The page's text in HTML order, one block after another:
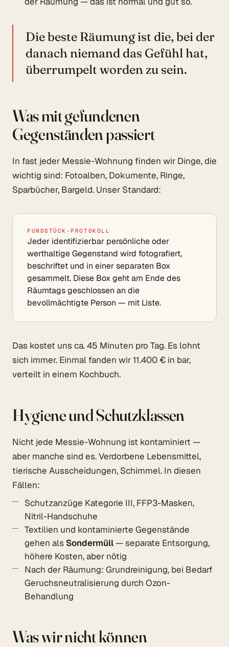
Die beste Räumung ist die, bei der
danach niemand das Gefühl hat,
überrumpelt worden zu sein.
Was mit gefundenen
Gegenständen passiert
In fast jeder Messie-Wohnung finden wir Dinge, die
wichtig sind: Fotoalben, Dokumente, Ringe,
Sparbücher, Bargeld. Unser Standard:
FUNDSTÜCK-PROTOKOLL
Jeder identifizierbar persönliche oder
werthaltige Gegenstand wird fotografiert,
beschriftet und in einer separaten Box
gesammelt. Diese Box geht am Ende des
Räumtags geschlossen an die
bevollmächtigte Person — mit Liste.
Das kostet uns ca. 45 Minuten pro Tag. Es lohnt
sich immer. Einmal fanden wir 11.400 € in bar,
verteilt in einem Kochbuch.
Hygiene und Schutzklassen
Nicht jede Messie-Wohnung ist kontaminiert —
aber manche sind es. Verdorbene Lebensmittel,
tierische Ausscheidungen, Schimmel. In diesen
Fällen:
Schutzanzüge Kategorie III, FFP3-Masken,
Nitril-Handschuhe
Textilien und kontaminierte Gegenstände
gehen als Sondermüll— separate Entsorgung,
höhere Kosten, aber nötig
Nach der Räumung: Grundreinigung, bei Bedarf
Geruchsneutralisierung durch Ozon-
Behandlung
Was wir nicht können